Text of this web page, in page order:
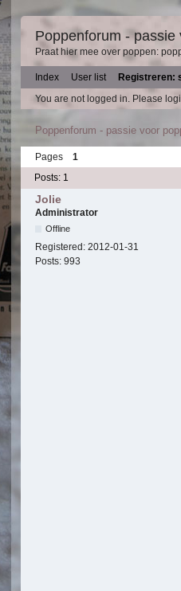
Poppenforum - passie
Praat hier mee over poppen:
Index User list
Registreren:
You are not logged in. Please
Poppenforum - passie voor
Pages
1
Posts: 1
Jolie
Administrator
Offline
Registered: 2012-01-31
Posts: 993